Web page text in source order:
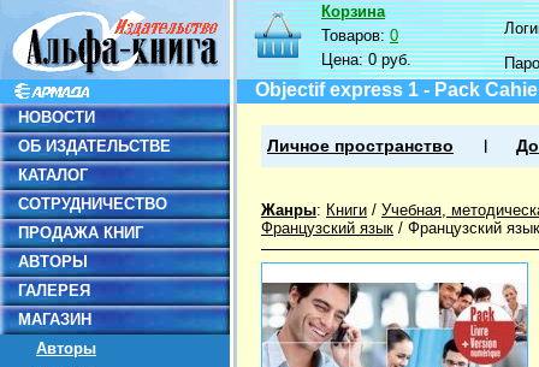
НОВОСТИ
ОБ ИЗДАТЕЛЬСТВЕ
КАТАЛОГ
СОТРУДНИЧЕСТВО
ПРОДАЖА КНИГ
АВТОРЫ
ГАЛЕРЕЯ
МАГАЗИН
Авторы
Корзина
Товаров:0
Цена:0 руб.
Objectif express 1 - Pack
Личное пространство
Жанры: Книги / Учебная,
Французский язык / Французский